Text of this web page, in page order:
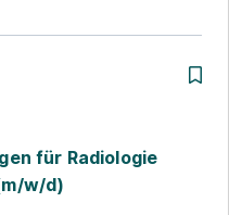
für Radiologie
w/d)